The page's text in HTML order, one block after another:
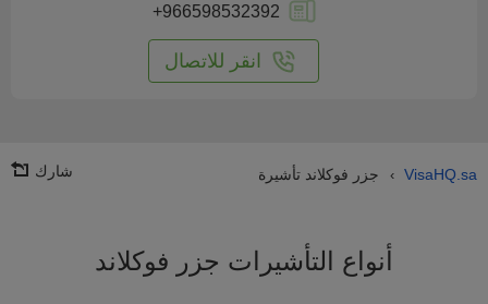
+966598532392
انقر للاتصال
VisaHQ.sa
› جزر فوكلاند تأشيرة شارك
أنواع التأشيرات جزر فوكلاند